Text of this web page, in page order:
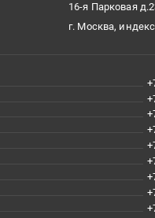
16-я Парковая
г. Москва,